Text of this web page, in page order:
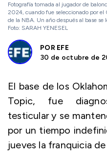
Fotografía tomada al jugador de
2024, cuando fue seleccionado por
de la NBA. Un año después al base
Foto: SARAH YENESEL
POR EFE
30 de octubre de
El base de los
Topic, fue
testicular y se
por un tiempo
jueves la franquicia